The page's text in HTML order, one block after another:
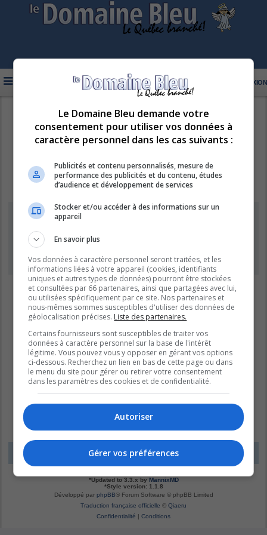
CONNEXION
INSCRIPTION
LE DOMAINE BLEU
Supprimer les cookies
Êtes-vous sûr de vouloir supprimer les cookies de ce forum ?
LE DOMAINE BLEU Fuseau horaire sur UTC-04:00
*Updated to 3.3.x by MannixMD
*Style version: 1.1.8
Développé par phpBB® Forum Software © phpBB Limited
Traduction française officielle © Qiaeru
Confidentialité | Conditions
Le Domaine Bleu demande votre
consentement pour utiliser vos données à
caractère personnel dans les cas suivants :
Publicités et contenu personnalisés, mesure de
performance des publicités et du contenu, études
d’audience et développement de services
Stocker et/ou accéder à des informations sur un
appareil
En savoir plus
Vos données à caractère personnel seront traitées, et les
informations liées à votre appareil (cookies, identifiants
uniques et autres types de données) pourront être stockées
et consultées par 66 partenaires, ainsi que partagées avec lui,
ou utilisées spécifiquement par ce site. Nos partenaires et
nous-mêmes sommes susceptibles d'utiliser des données de
géolocalisation précises. Liste des partenaires.
Certains fournisseurs sont susceptibles de traiter vos
données à caractère personnel sur la base de l'intérêt
légitime. Vous pouvez vous y opposer en gérant vos options
ci-dessous. Recherchez un lien en bas de cette page ou dans
le menu du site pour gérer ou retirer votre consentement
dans les paramètres des cookies et de confidentialité.
Autoriser
Gérer vos préférences